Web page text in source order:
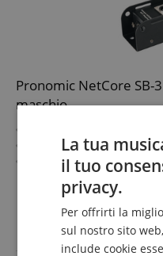
Pronomic NetCore SB-
maschio
Soluzione multicore
Per la trasmissione di
cavo di rete
Componenti del
Funzionamento solo
mostra di più
La tua
il tuo
privacy.
Per offrirti la
sul nostro sito
include cookie